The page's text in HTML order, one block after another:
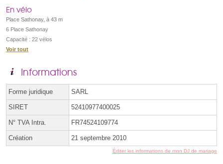
En vélo
Place Sathonay, à 43 m
6 Place Sathonay
Capacité : 22 vélos
Voir tout
Informations
Forme juridique SARL
SIRET 52410977400025
N° TVA Intra. FR74524109774
Création 21 septembre 2010
Éditer les informations de mon DJ de mariage